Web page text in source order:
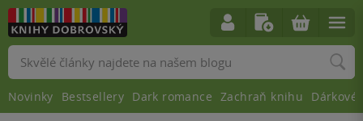
Vyhledávání
Novinky Bestsellery Dark romance Zachraň knihu Dárkové